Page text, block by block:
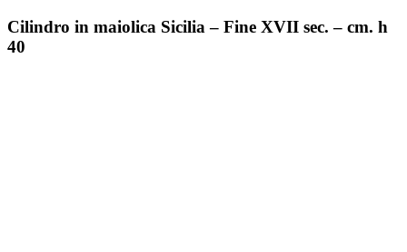
Cilindro in maiolica Sicilia – Fine XVII sec. – cm. h
40